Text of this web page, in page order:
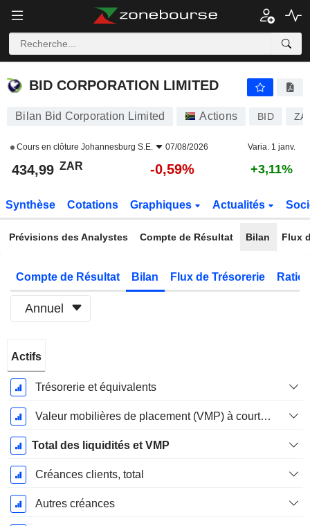
BID CORPORATION LIMITED
BID CORPORATION LIMITED
Bilan Bid Corporation Limited Actions BID
Cours en clôture Johannesburg S.E. 07/08/2026 Varia. 1 janv.
434,99 ZAR -0,59% +3,11%
Synthèse Cotations Graphiques Actualités
Prévisions des Analystes Compte de Résultat Bilan Flux
Compte de Résultat Bilan Flux de Trésorerie
Annuel
Fiscale:
Juin
Actifs
Trésorerie et équivalents
Valeur mobilières de placement (VMP) à court terme
Total des liquidités et VMP
Créances clients, total
Autres créances